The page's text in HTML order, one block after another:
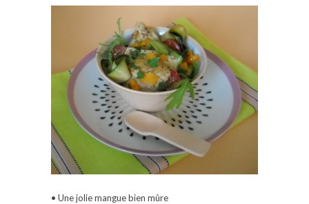
• Une jolie mangue bien mûre